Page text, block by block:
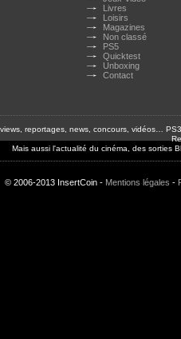
Livres
Loisirs
Magazines
Non classé
PS5
Quicktest
Unboxing
Contact
reportages, news, concours, vidéos…
Mais aussi l'actualité du cinéma, des sorties
© 2006-2013 InsertCoin - Mentions légales -